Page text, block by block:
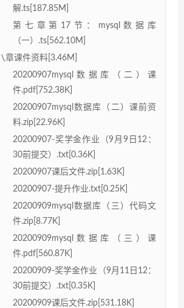
解.ts[187.85M]
第七章第17节：mysql数据库
（一）.ts[562.10M]
章课件资料[3.46M]
20200907mysql数据库（二）课
件.pdf[752.38K]
20200907mysql数据库（二）课前资
料.zip[22.96K]
20200907-奖学金作业（9月9日12：
30前提交）.txt[0.36K]
20200907课后文件.zip[1.63K]
20200907-提升作业.txt[0.25K]
20200909mysql数据库（三）代码文
件.zip[8.77K]
20200909mysql数据库（三）课
件.pdf[560.87K]
20200909-奖学金作业（9月11日12：
30前提交）.txt[0.35K]
20200909课后文件.zip[531.18K]